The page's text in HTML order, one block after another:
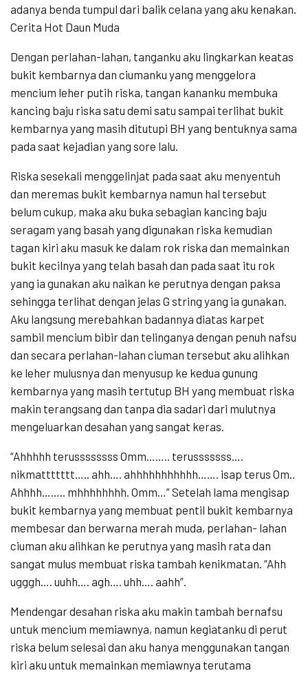
adanya benda tumpul dari balik celana yang aku kenakan.
Cerita Hot Daun Muda
Dengan perlahan-lahan, tanganku aku lingkarkan keatas
bukit kembarnya dan ciumanku yang menggelora
mencium leher putih riska, tangan kananku membuka
kancing baju riska satu demi satu sampai terlihat bukit
kembarnya yang masih ditutupi BH yang bentuknya sama
pada saat kejadian yang sore lalu.
Riska sesekali menggelinjat pada saat aku menyentuh
dan meremas bukit kembarnya namun hal tersebut
belum cukup, maka aku buka sebagian kancing baju
seragam yang basah yang digunakan riska kemudian
tagan kiri aku masuk ke dalam rok riska dan memainkan
bukit kecilnya yang telah basah dan pada saat itu rok
yang ia gunakan aku naikan ke perutnya dengan paksa
sehingga terlihat dengan jelas G string yang ia gunakan.
Aku langsung merebahkan badannya diatas karpet
sambil mencium bibir dan telinganya dengan penuh nafsu
dan secara perlahan-lahan ciuman tersebut aku alihkan
ke leher mulusnya dan menyusup ke kedua gunung
kembarnya yang masih tertutup BH yang membuat riska
makin terangsang dan tanpa dia sadari dari mulutnya
mengeluarkan desahan yang sangat keras.
“Ahhhhh terussssssss Omm…….. terusssssss….
nikmattttttt….. ahh…. ahhhhhhhhhhh……. isap terus Om..
Ahhhh…….. mhhhhhhhh. Omm…” Setelah lama mengisap
bukit kembarnya yang membuat pentil bukit kembarnya
membesar dan berwarna merah muda, perlahan- lahan
ciuman aku alihkan ke perutnya yang masih rata dan
sangat mulus membuat riska tambah kenikmatan. “Ahh
ugggh…. uuhh…. agh…. uhh…. aahh”.
Mendengar desahan riska aku makin tambah bernafsu
untuk mencium memiawnya, namun kegiatanku di perut
riska belum selesai dan aku hanya menggunakan tangan
kiri aku untuk memainkan memiawnya terutama